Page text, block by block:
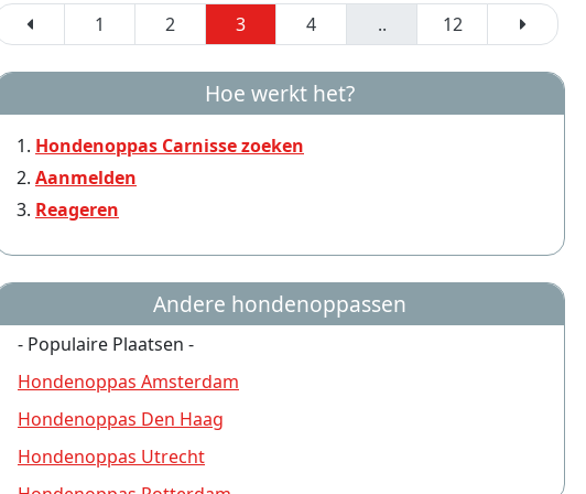
1 2 3 4 .. 12
Hoe werkt het?
Hondenoppas Carnisse zoeken
Aanmelden
Reageren
Andere hondenoppassen
- Populaire Plaatsen -
Hondenoppas Amsterdam
Hondenoppas Den Haag
Hondenoppas Utrecht